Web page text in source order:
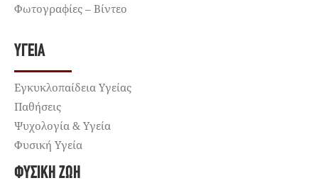
Φωτογραφίες – Βίντεο
ΥΓΕΊΑ
Εγκυκλοπαίδεια Υγείας
Παθήσεις
Ψυχολογία & Υγεία
Φυσική Υγεία
ΦΥΣΙΚΉ ΖΩΉ